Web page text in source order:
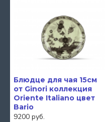
Блюдце для чая 15см
от Ginori коллекция
Oriente Italiano цвет
Bario
9200 руб.